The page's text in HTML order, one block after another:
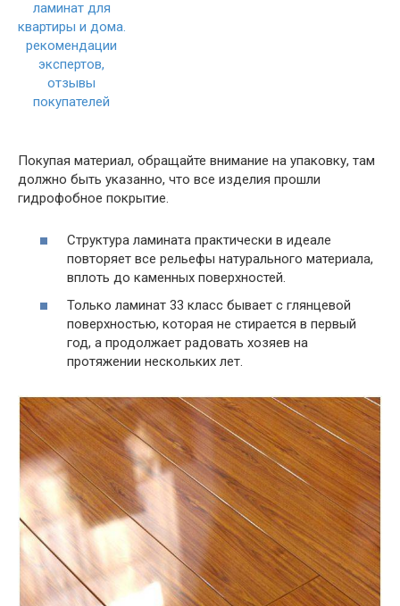
Покупая материал, обращайте внимание на упаковку, там
должно быть указанно, что все изделия прошли
гидрофобное покрытие.
Структура ламината практически в идеале
повторяет все рельефы натурального материала,
вплоть до каменных поверхностей.
Только ламинат 33 класс бывает с глянцевой
поверхностью, которая не стирается в первый
год, а продолжает радовать хозяев на
протяжении нескольких лет.